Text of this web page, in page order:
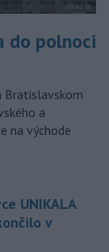
do polnoci
Bratislavskom
a
na východe
UNIKALA
v